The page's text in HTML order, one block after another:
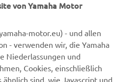
von Yamaha Motor
motor.eu) - und allen
- verwenden wir, die Yamaha
Niederlassungen und
Cookies, einschließlich
ähnlich sind, wie Javascript und